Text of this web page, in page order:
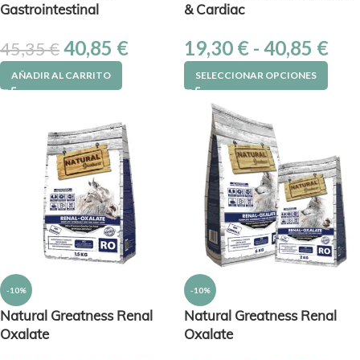
Gastrointestinal
45,35€40,85 €
AÑADIR AL CARRITO
& Cardiac
19,30 € - 40,85 €
SELECCIONAR OPCIONES
-10%
Natural Greatness Renal
Oxalate
-10%
Natural Greatness Renal
Oxalate